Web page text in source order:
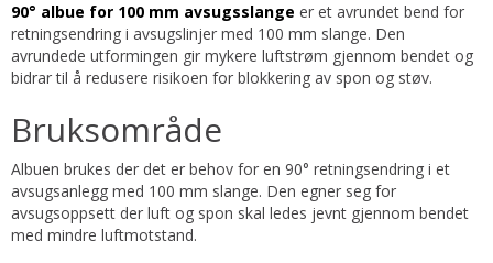
90° albue for 100 mm avsugsslange er et avrundet bend for
retningsendring i avsugslinjer med 100 mm slange. Den
avrundede utformingen gir mykere luftstrøm gjennom bendet og
bidrar til å redusere risikoen for blokkering av spon og støv.
Bruksområde
Albuen brukes der det er behov for en 90° retningsendring i et
avsugsanlegg med 100 mm slange. Den egner seg for
avsugsoppsett der luft og spon skal ledes jevnt gjennom bendet
med mindre luftmotstand.